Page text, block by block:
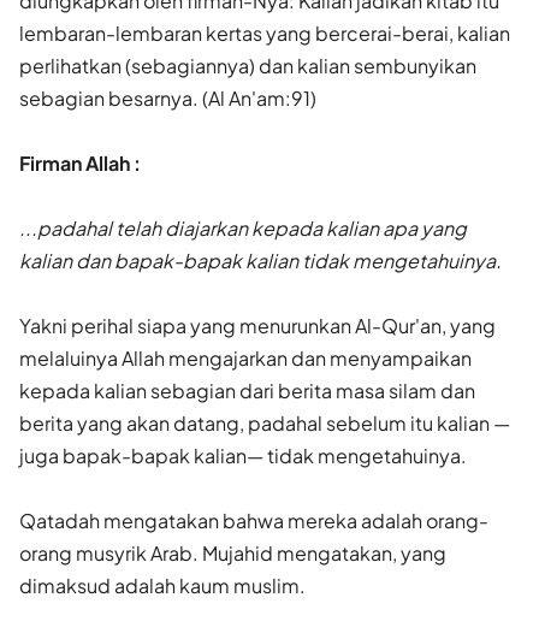
lembaran-lembaran kertas yang bercerai-berai, kalian
perlihatkan (sebagiannya) dan kalian sembunyikan
sebagian besarnya. (Al An'am:91)
Firman Allah :
...padahal telah diajarkan kepada kalian apa yang
kalian dan bapak-bapak kalian tidak mengetahuinya.
Yakni perihal siapa yang menurunkan Al-Qur'an, yang
melaluinya Allah mengajarkan dan menyampaikan
kepada kalian sebagian dari berita masa silam dan
berita yang akan datang, padahal sebelum itu kalian —
juga bapak-bapak kalian— tidak mengetahuinya.
Qatadah mengatakan bahwa mereka adalah orang-
orang musyrik Arab. Mujahid mengatakan, yang
dimaksud adalah kaum muslim.